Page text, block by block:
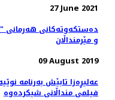
27 June 2021
ده‌ستکه‌وته‌کانی هه‌رمانی
و مێرمنداڵان
09 August 2019
عه‌لیڕه‌زا تابێش به‌رنامه‌